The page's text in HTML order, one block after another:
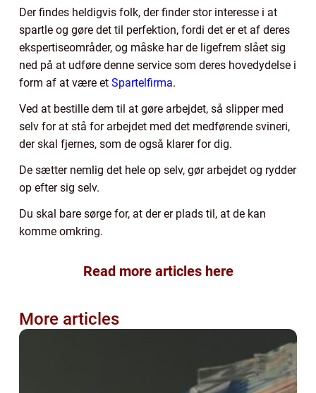
Der findes heldigvis folk, der finder stor interesse i at
spartle og gøre det til perfektion, fordi det er et af deres
ekspertiseområder, og måske har de ligefrem slået sig
ned på at udføre denne service som deres hovedydelse i
form af at være et Spartelfirma.
Ved at bestille dem til at gøre arbejdet, så slipper med
selv for at stå for arbejdet med det medførende svineri,
der skal fjernes, som de også klarer for dig.
De sætter nemlig det hele op selv, gør arbejdet og rydder
op efter sig selv.
Du skal bare sørge for, at der er plads til, at de kan
komme omkring.
Read more articles here
More articles